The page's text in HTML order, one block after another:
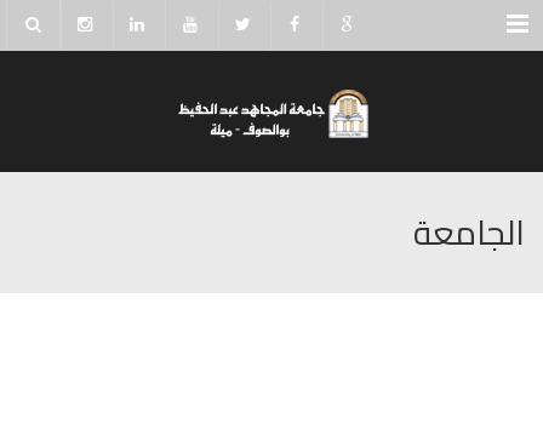
Menu
الجامعة